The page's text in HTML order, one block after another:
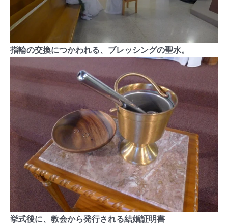
指輪の交換につかわれる、ブレッシングの聖水。
挙式後に、教会から発行される結婚証明書